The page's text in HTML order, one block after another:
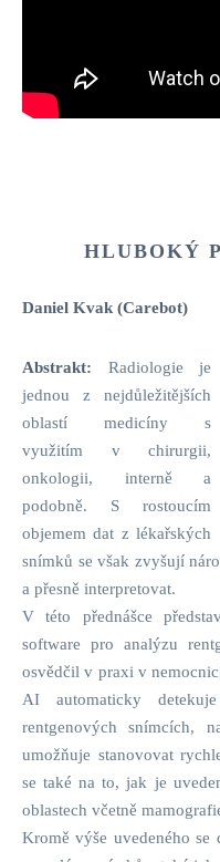
HLUBOKÝ
Daniel Kvak (Carebot)
Abstrakt: Radiologie je
jednou z nejdůležitějších
oblastí medicíny s
využitím v chirurgii,
onkologii, interně a
podobně. S rostoucím
objemem dat z lékařských
snímků se však zvyšují
a přesně interpretovat.
V této přednášce
software pro analýzu
osvědčil v praxi v
AI automaticky
rentgenových snímcích,
umožňuje stanovovat
se také na to, jak je
oblastech včetně
Kromě výše uvedeného